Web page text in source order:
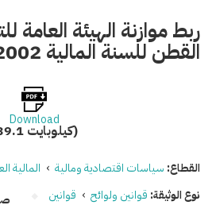
ربط موازنة الهيئة العامة
القطن للسنة المالية 2002 / 2003
Download
(39.1 كيلوبايت)
القطاع: سياسات اقتصادية ومالية › المالية
نوع الوثيقة: قوانين ولوائح › قوانين